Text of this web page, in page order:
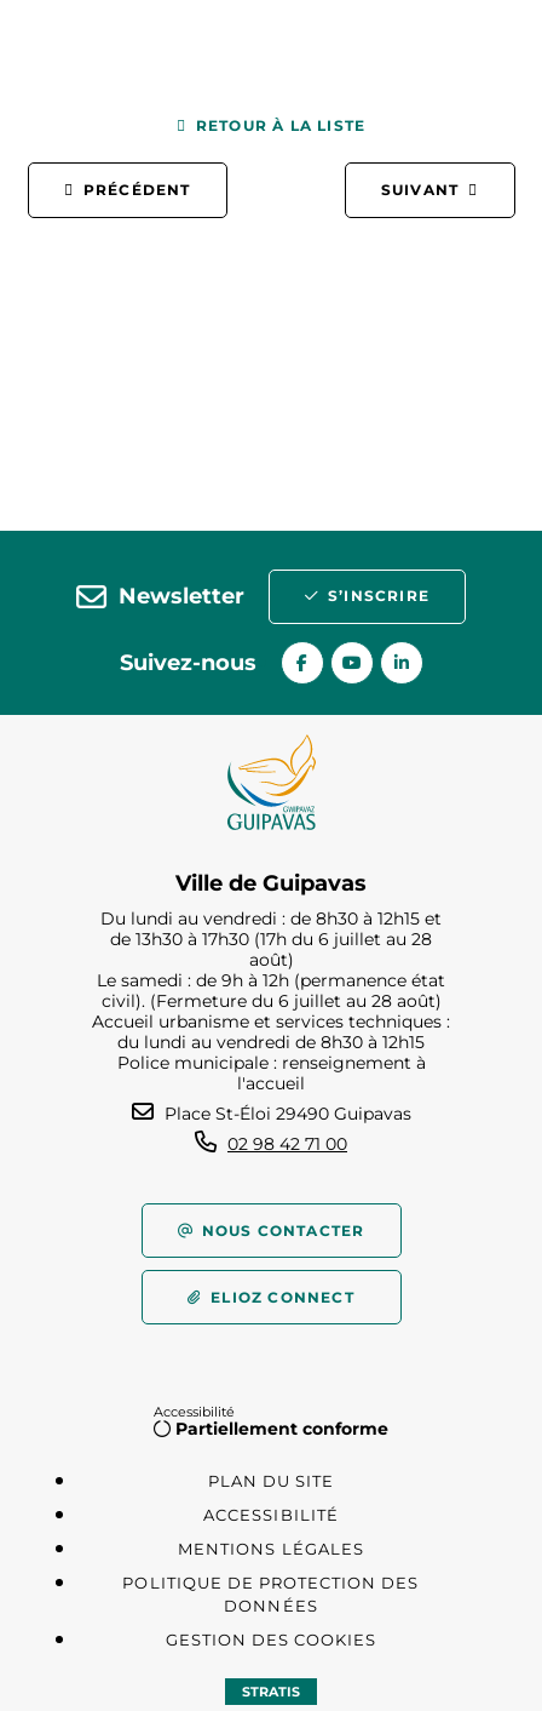
PRÉCÉDENT
RETOUR À LA LISTE
SUIVANT
Newsletter S’INSCRIRE
Suivez-nous
Ville de Guipavas
Du lundi au vendredi : de 8h30 à 12h15 et
de 13h30 à 17h30 (17h du 6 juillet au 28
août)
Le samedi : de 9h à 12h (permanence état
civil). (Fermeture du 6 juillet au 28 août)
Accueil urbanisme et services techniques :
du lundi au vendredi de 8h30 à 12h15
Police municipale : renseignement à
l'accueil
Place St-Éloi 29490 Guipavas
02 98 42 71 00
NOUS CONTACTER
ELIOZ CONNECT
Accessibilité
Partiellement conforme
PLAN DU SITE
ACCESSIBILITÉ
MENTIONS LÉGALES
POLITIQUE DE PROTECTION DES
DONNÉES
GESTION DES COOKIES
STRATIS